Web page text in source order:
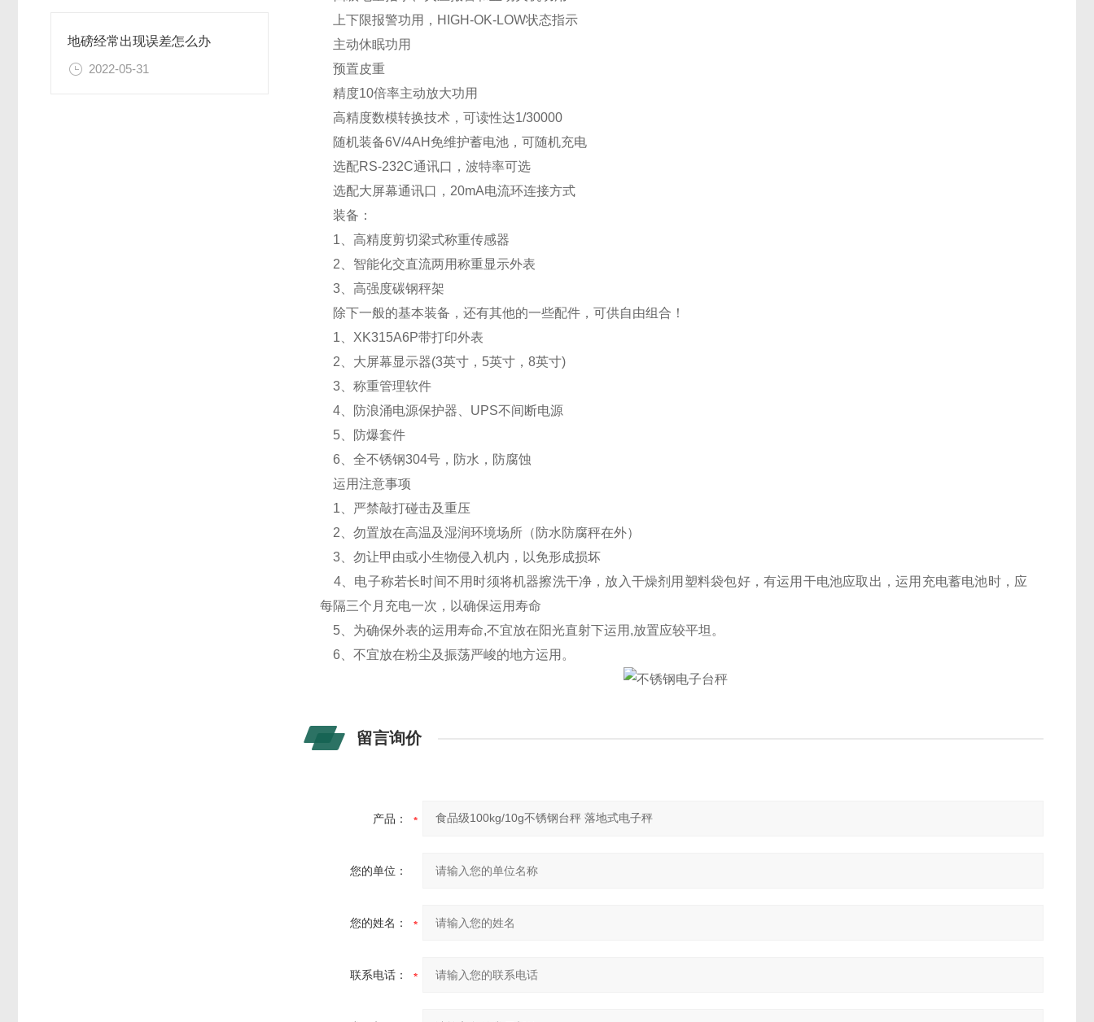
地磅经常出现误差怎么办
2022-05-31
上下限报警功用，HIGH-OK-LOW状态指示
主动休眠功用
预置皮重
精度10倍率主动放大功用
高精度数模转换技术，可读性达1/30000
随机装备6V/4AH免维护蓄电池，可随机充电
选配RS-232C通讯口，波特率可选
选配大屏幕通讯口，20mA电流环连接方式
装备：
1、高精度剪切梁式称重传感器
2、智能化交直流两用称重显示外表
3、高强度碳钢秤架
除下一般的基本装备，还有其他的一些配件，可供自由组合！
1、XK315A6P带打印外表
2、大屏幕显示器(3英寸，5英寸，8英寸)
3、称重管理软件
4、防浪涌电源保护器、UPS不间断电源
5、防爆套件
6、全不锈钢304号，防水，防腐蚀
运用注意事项
1、严禁敲打碰击及重压
2、勿置放在高温及湿润环境场所（防水防腐秤在外）
3、勿让甲由或小生物侵入机内，以免形成损坏
4、电子称若长时间不用时须将机器擦洗干净，放入干燥剂用塑料袋包好，有运用干电池应取出，运用充电蓄电池时，应
每隔三个月充电一次，以确保运用寿命
5、为确保外表的运用寿命,不宜放在阳光直射下运用,放置应较平坦。
6、不宜放在粉尘及振荡严峻的地方运用。
留言询价
产品：
您的单位：
您的姓名：
联系电话：